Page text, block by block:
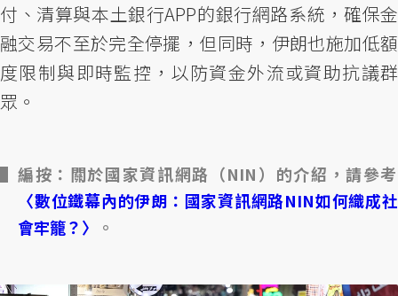
付、清算與本土銀行APP的銀行網路系統，確保金
融交易不至於完全停擺，但同時，伊朗也施加低額
度限制與即時監控，以防資金外流或資助抗議群
眾。
編按：關於國家資訊網路（NIN）的介紹，請參考
〈數位鐵幕內的伊朗：國家資訊網路NIN如何織成社
會牢籠？〉
。